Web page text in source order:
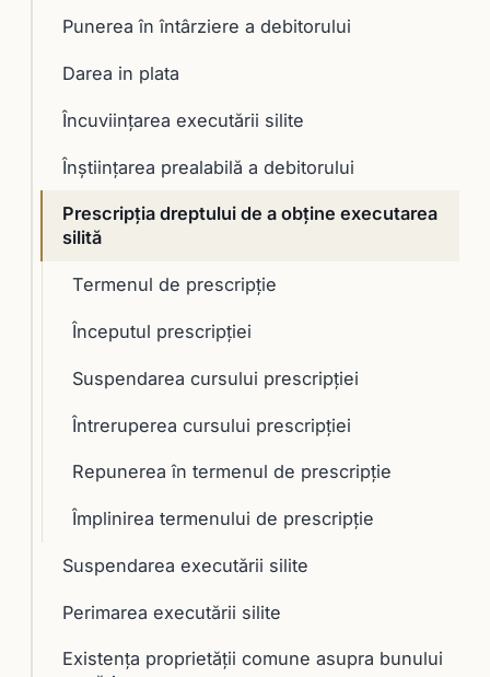
Punerea în întârziere a debitorului
Darea in plata
Încuviinţarea executării silite
Înştiinţarea prealabilă a debitorului
Prescripţia dreptului de a obţine executarea
silită
Termenul de prescripţie
Începutul prescripţiei
Suspendarea cursului prescripţiei
Întreruperea cursului prescripţiei
Repunerea în termenul de prescripţie
Împlinirea termenului de prescripţie
Suspendarea executării silite
Perimarea executării silite
Existența proprietății comune asupra bunului